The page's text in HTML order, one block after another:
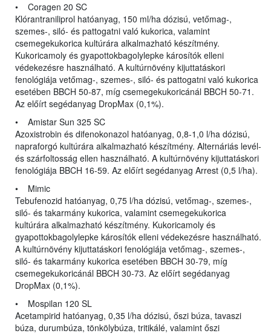
• Coragen 20 SC
Klórantraniliprol hatóanyag, 150 ml/ha dózisú, vetőmag-,
szemes-, siló- és pattogatni való kukorica, valamint
csemegekukorica kultúrára alkalmazható készítmény.
Kukoricamoly és gyapottokbagolylepke károsítók elleni
védekezésre használható. A kultúrnövény kijuttatáskori
fenológiája vetőmag-, szemes-, siló- és pattogatni való kukorica
esetében BBCH 50-87, míg csemegekukoricánál BBCH 50-71.
Az előírt segédanyag DropMax (0,1%).
• Amistar Sun 325 SC
Azoxistrobin és difenokonazol hatóanyag, 0,8-1,0 l/ha dózisú,
napraforgó kultúrára alkalmazható készítmény. Alternáriás levél-
és szárfoltosság ellen használható. A kultúrnövény kijuttatáskori
fenológiája BBCH 16-59. Az előírt segédanyag Arrest (0,5 l/ha).
• Mimic
Tebufenozid hatóanyag, 0,75 l/ha dózisú, vetőmag-, szemes-,
siló- és takarmány kukorica, valamint csemegekukorica
kultúrára alkalmazható készítmény. Kukoricamoly és
gyapottokbagolylepke károsítók elleni védekezésre használható.
A kultúrnövény kijuttatáskori fenológiája vetőmag-, szemes-,
siló- és takarmány kukorica esetében BBCH 30-79, míg
csemegekukoricánál BBCH 30-73. Az előírt segédanyag
DropMax (0,1%).
• Mospilan 120 SL
Acetampirid hatóanyag, 0,35 l/ha dózisú, őszi búza, tavaszi
búza, durumbúza, tönkölybúza, tritikálé, valamint őszi